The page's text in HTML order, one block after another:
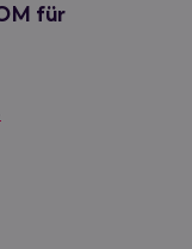
für